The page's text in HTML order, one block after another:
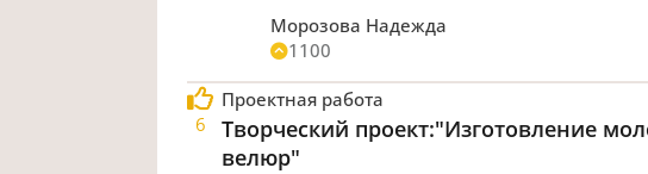
Морозова Надежда
1100
6
Проектная работа
Творческий проект:"Изготовление
велюр"